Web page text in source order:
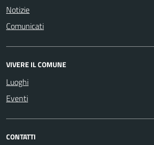
Notizie
Comunicati
VIVERE IL COMUNE
Luoghi
Eventi
CONTATTI